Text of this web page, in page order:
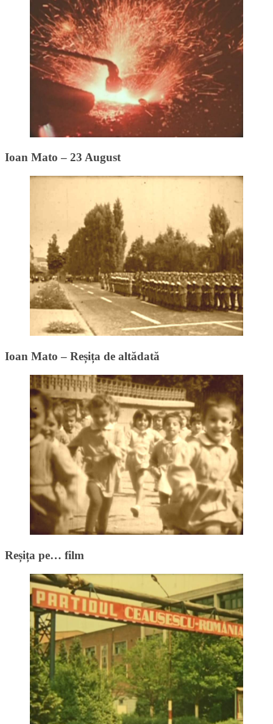
Ioan Mato – 23 August
Ioan Mato – Reșița de altădată
Reșița pe… film